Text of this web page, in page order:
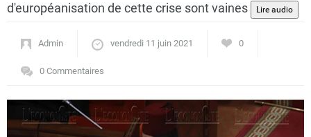
Actualités
Circuits touristiques
d'européanisation de cette crise sont vaines
Admin vendredi 11 juin 2021 0
0 Commentaires